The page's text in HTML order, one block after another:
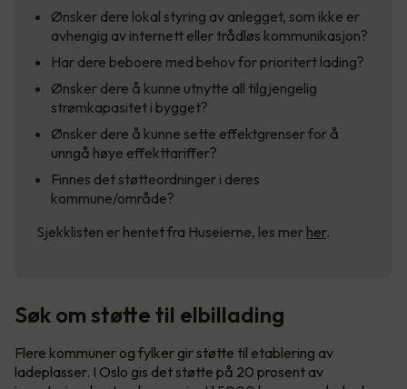
Ønsker dere lokal styring av anlegget, som ikke er
avhengig av internett eller trådløs kommunikasjon?
Har dere beboere med behov for prioritert lading?
Ønsker dere å kunne utnytte all tilgjengelig
strømkapasitet i bygget?
Ønsker dere å kunne sette effektgrenser for å
unngå høye effekttariffer?
Finnes det støtteordninger i deres
kommune/område?
Sjekklisten er hentet fra Huseierne, les mer her.
Søk om støtte til elbillading
Flere kommuner og fylker gir støtte til etablering av
ladeplasser. I Oslo gis det støtte på 20 prosent av